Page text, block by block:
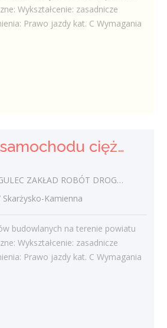
Wykształcenie: zasadnicze
Prawo jazdy kat. C Wymagania
Kierowca samochodu ciężarowego (k/m)
ROBÓT DROGOWYCH "KROGULEC"
Kamienna
budowlanych na terenie powiatu
Wykształcenie: zasadnicze
Prawo jazdy kat. C Wymagania